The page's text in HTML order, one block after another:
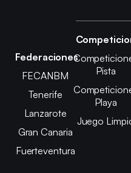
Federaciones
FECANBM
Tenerife
Lanzarote
Gran Canaria
Fuerteventura
Pista
Playa
Juego